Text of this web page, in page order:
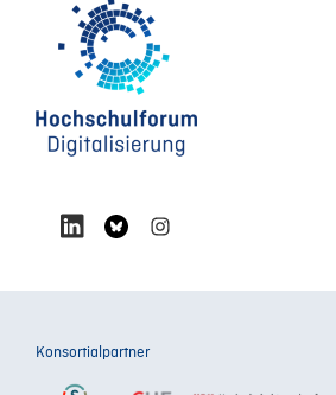
Konsortialpartner